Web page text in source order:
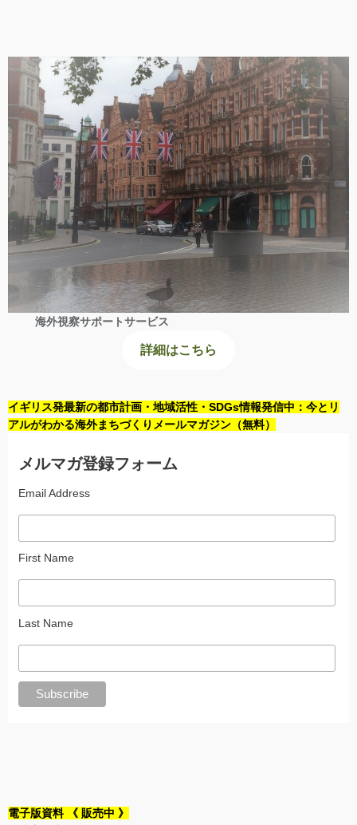
海外視察サポートサービス
詳細はこちら
イギリス発最新の都市計画・地域活性・SDGs情報発信中：今とリ
アルがわかる海外まちづくりメールマガジン（無料）
メルマガ登録フォーム
Email Address
First Name
Last Name
電子版資料 《 販売中 》